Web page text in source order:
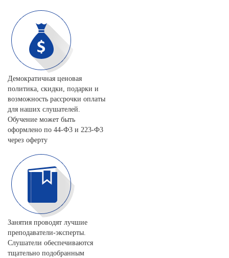
Демократичная ценовая
политика, скидки, подарки и
возможность рассрочки оплаты
для наших слушателей.
Обучение может быть
оформлено по 44-Ф3 и 223-Ф3
через оферту
Занятия проводят лучшие
преподаватели-эксперты.
Слушатели обеспечиваются
тщательно подобранным